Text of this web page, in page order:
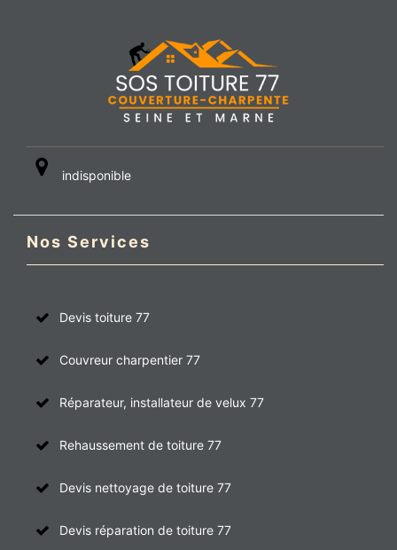
indisponible
Nos Services
Devis toiture 77
Couvreur charpentier 77
Réparateur, installateur de velux 77
Rehaussement de toiture 77
Devis nettoyage de toiture 77
Devis réparation de toiture 77